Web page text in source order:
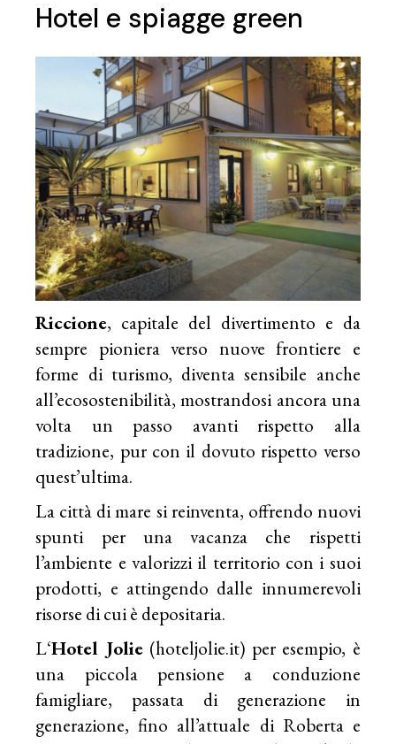
Hotel e spiagge green
Riccione, capitale del divertimento e da
sempre pioniera verso nuove frontiere e
forme di turismo, diventa sensibile anche
all’ecosostenibilità, mostrandosi ancora una
volta un passo avanti rispetto alla
tradizione, pur con il dovuto rispetto verso
quest’ultima.
La città di mare si reinventa, offrendo nuovi
spunti per una vacanza che rispetti
l’ambiente e valorizzi il territorio con i suoi
prodotti, e attingendo dalle innumerevoli
risorse di cui è depositaria.
L‘Hotel Jolie(hoteljolie.it) per esempio, è
una piccola pensione a conduzione
famigliare, passata di generazione in
generazione, fino all’attuale di Roberta e